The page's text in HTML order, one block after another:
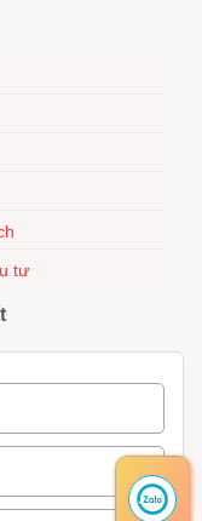
tư